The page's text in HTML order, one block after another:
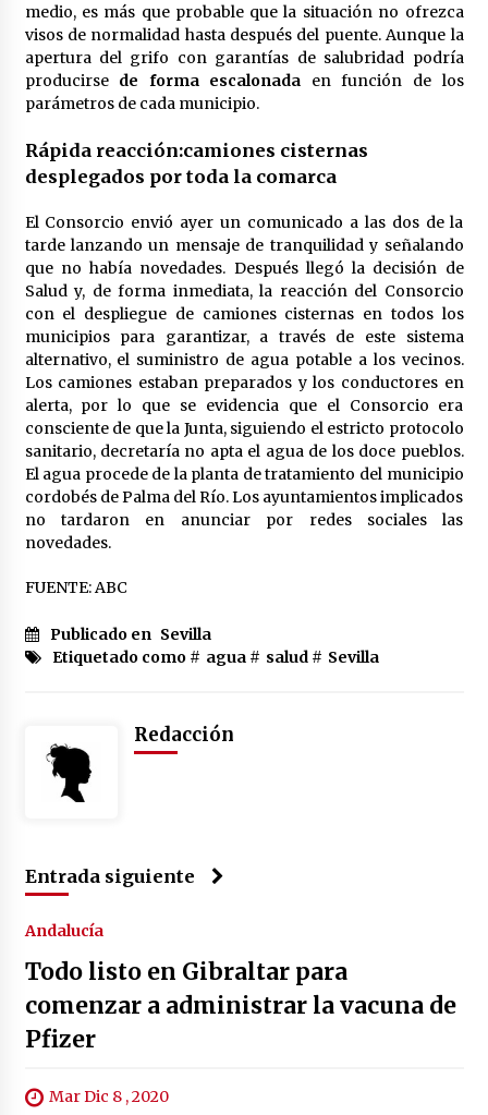
medio, es más que probable que la situación no ofrezca
visos de normalidad hasta después del puente. Aunque la
apertura del grifo con garantías de salubridad podría
producirsede forma escalonada en función de los
parámetros de cada municipio.
Rápida reacción:camiones cisternas
desplegados por toda la comarca
El Consorcio envió ayer un comunicado a las dos de la
tarde lanzando un mensaje de tranquilidad y señalando
que no había novedades. Después llegó la decisión de
Salud y, de forma inmediata, la reacción del Consorcio
con el despliegue de camiones cisternas en todos los
municipios para garantizar, a través de este sistema
alternativo, el suministro de agua potable a los vecinos.
Los camiones estaban preparados y los conductores en
alerta, por lo que se evidencia que el Consorcio era
consciente de que la Junta, siguiendo el estricto protocolo
sanitario, decretaría no apta el agua de los doce pueblos.
El agua procede de la planta de tratamiento del municipio
cordobés de Palma del Río. Los ayuntamientos implicados
no tardaron en anunciar por redes sociales las
novedades.
FUENTE: ABC
Publicado en Sevilla
Etiquetado como # agua# salud# Sevilla
Redacción
Entrada siguiente
Andalucía
Todo listo en Gibraltar para
comenzar a administrar la vacuna de
Pfizer
Mar Dic 8 , 2020